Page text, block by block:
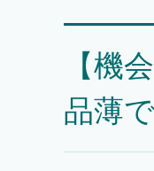
【機
品薄